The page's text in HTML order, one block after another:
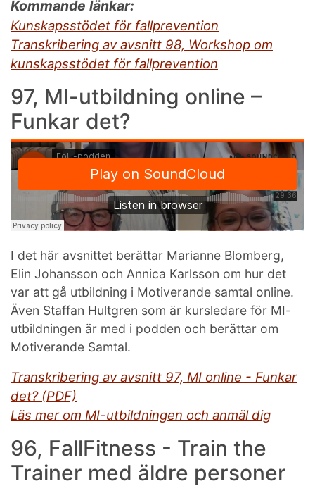
Kommande länkar:
Kunskapsstödet för fallprevention
Transkribering av avsnitt 98, Workshop om
kunskapsstödet för fallprevention
97, MI-utbildning online –
Funkar det?
I det här avsnittet berättar Marianne Blomberg,
Elin Johansson och Annica Karlsson om hur det
var att gå utbildning i Motiverande samtal online.
Även Staffan Hultgren som är kursledare för MI-
utbildningen är med i podden och berättar om
Motiverande Samtal.
Transkribering av avsnitt 97, MI online - Funkar
det? (PDF)
Läs mer om MI-utbildningen och anmäl dig
96, FallFitness - Train the
Trainer med äldre personer